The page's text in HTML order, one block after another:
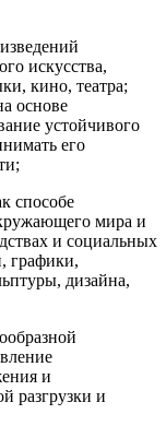
искусства,
кино, театра;
основе
устойчивого
его
способе
мира и
и социальных
графики,
дизайна,
и
разгрузки и